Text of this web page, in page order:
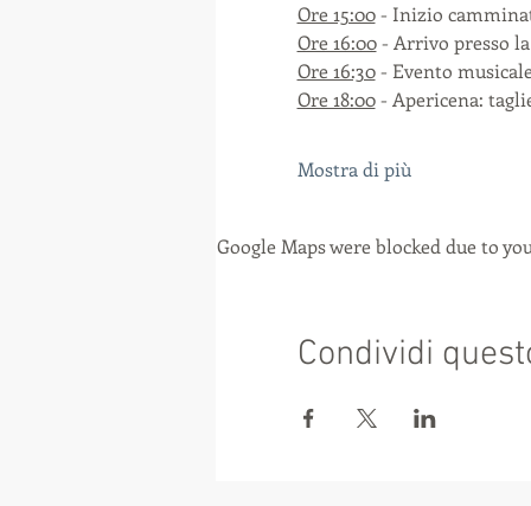
Ore 15:00 - Inizio
Ore 16:00 - Arrivo presso la
Ore 16:30 - Evento
Ore 18:00 - Apericena:
Mostra di più
Google Maps were blocked due to
Condividi